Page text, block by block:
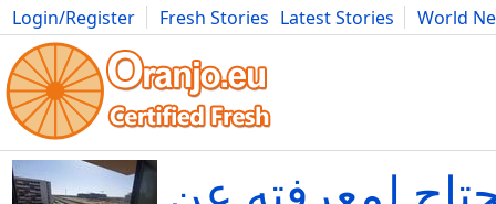
Login/Register Fresh Stories Latest Stories
World
Movies Anime Music Art Cars Advice Science